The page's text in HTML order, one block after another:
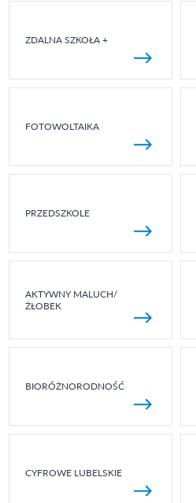
ZDALNA SZKOŁA +
FOTOWOLTAIKA
PRZEDSZKOLE
AKTYWNY MALUCH/
ŻŁOBEK
BIORÓŻNORODNOŚĆ
CYFROWE LUBELSKIE